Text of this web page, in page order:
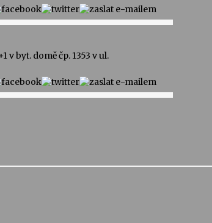
v byt. domě čp. 1353 v ul.